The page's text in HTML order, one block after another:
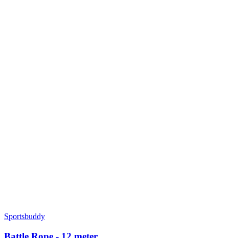
Sportsbuddy